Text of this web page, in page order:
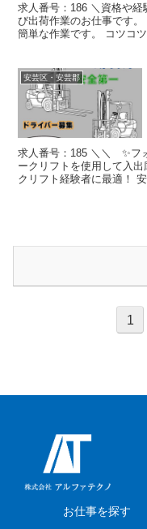
求人番号：186 ＼資格や
び出荷作業のお仕事です
簡単な作業です。 コツコ
安芸区・安芸郡
求人番号：185 ＼＼ ✨フ
ークリフトを使用して入
クリフト経験者に最適！
1
お仕事を探す